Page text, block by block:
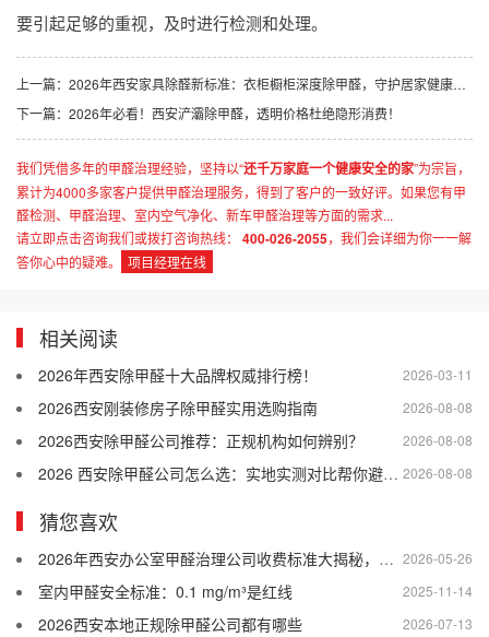
要引起足够的重视，及时进行检测和处理。
上一篇： 2026年西安家具除醛新标准：衣柜橱柜深度除甲醛，守护居家健康呼吸
下一篇： 2026年必看！西安浐灞除甲醛，透明价格杜绝隐形消费！
我们凭借多年的甲醛治理经验，坚持以“还千万家庭一个健康安全的家”为宗旨，
累计为4000多家客户提供甲醛治理服务，得到了客户的一致好评。如果您有甲
醛检测、甲醛治理、室内空气净化、新车甲醛治理等方面的需求...
请立即点击咨询我们或拨打咨询热线：
400-026-2055，我们会详细为你一一解
答你心中的疑难。
项目经理在线
相关阅读
2026-03-11
2026年西安除甲醛十大品牌权威排行榜！
2026-08-08
2026西安刚装修房子除甲醛实用选购指南
2026-08-08
2026西安除甲醛公司推荐：正规机构如何辨别？
2026-08-08
2026 西安除甲醛公司怎么选：实地实测对比帮你避开差商家
猜您喜欢
2026-05-26
2026年西安办公室甲醛治理公司收费标准大揭秘，你知道多少？
2025-11-14
室内甲醛安全标准：0.1 mg/m³是红线
2026-07-13
2026西安本地正规除甲醛公司都有哪些